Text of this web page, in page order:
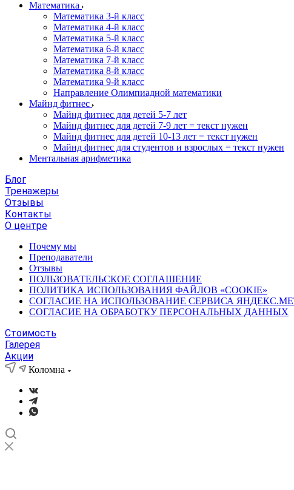
Математика
Математика 3-й класс
Математика 4-й класс
Математика 5-й класс
Математика 6-й класс
Математика 7-й класс
Математика 8-й класс
Математика 9-й класс
Направление Олимпиадной математики
Майнд фитнес
Майнд фитнес для детей 5-7 лет
Майнд фитнес для детей 7-9 лет = текст нужен
Майнд фитнес для детей 10-13 лет = текст нужен
Майнд фитнес для студентов и взрослых = текст нужен
Ментальная арифметика
Блог
Тренажеры
Отзывы
Контакты
О центре
Почему мы
Преподаватели
Отзывы
ПОЛЬЗОВАТЕЛЬСКОЕ СОГЛАШЕНИЕ
ПОЛИТИКА ИСПОЛЬЗОВАНИЯ ФАЙЛОВ «COOKIE»
СОГЛАСИЕ НА ИСПОЛЬЗОВАНИЕ СЕРВИСА
СОГЛАСИЕ НА ОБРАБОТКУ ПЕРСОНАЛЬНЫХ ДАННЫХ
Стоимость
Галерея
Акции
Коломна